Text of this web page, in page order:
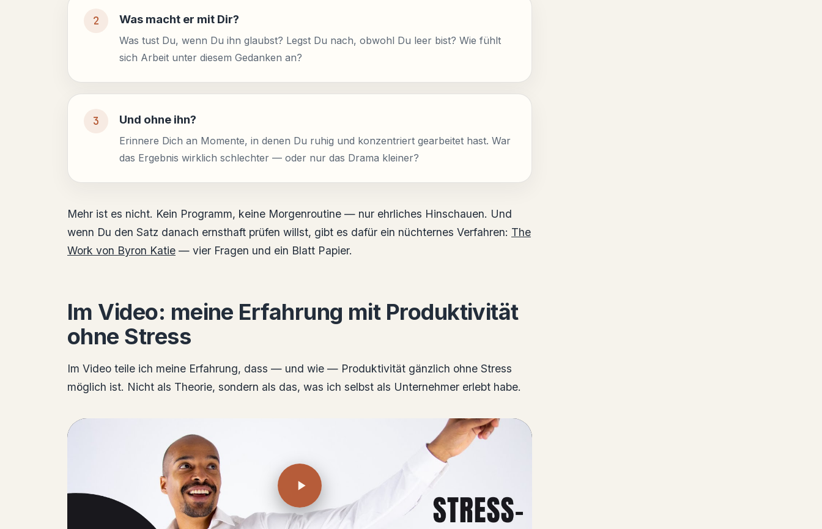
Was macht er mit Dir?
Was tust Du, wenn Du ihn glaubst? Legst Du nach, obwohl Du leer bist? Wie fühlt
sich Arbeit unter diesem Gedanken an?
Und ohne ihn?
Erinnere Dich an Momente, in denen Du ruhig und konzentriert gearbeitet hast. War
das Ergebnis wirklich schlechter — oder nur das Drama kleiner?
Mehr ist es nicht. Kein Programm, keine Morgenroutine — nur ehrliches Hinschauen. Und
wenn Du den Satz danach ernsthaft prüfen willst, gibt es dafür ein nüchternes Verfahren: The
Work von Byron Katie — vier Fragen und ein Blatt Papier.
Im Video: meine Erfahrung mit Produktivität
ohne Stress
Im Video teile ich meine Erfahrung, dass — und wie — Produktivität gänzlich ohne Stress
möglich ist. Nicht als Theorie, sondern als das, was ich selbst als Unternehmer erlebt habe.